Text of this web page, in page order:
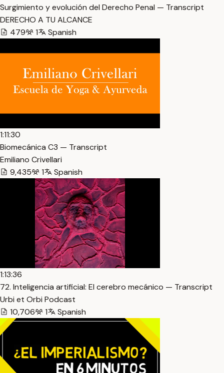
Surgimiento y evolución del Derecho Penal — Transcript
DERECHO A TU ALCANCE
479
1 Spanish
1:11:30
Biomecánica C3 — Transcript
Emiliano Crivellari
9,435
1 Spanish
1:13:36
72. Inteligencia artificial: El cerebro mecánico — Transcript
Urbi et Orbi Podcast
10,706
1 Spanish